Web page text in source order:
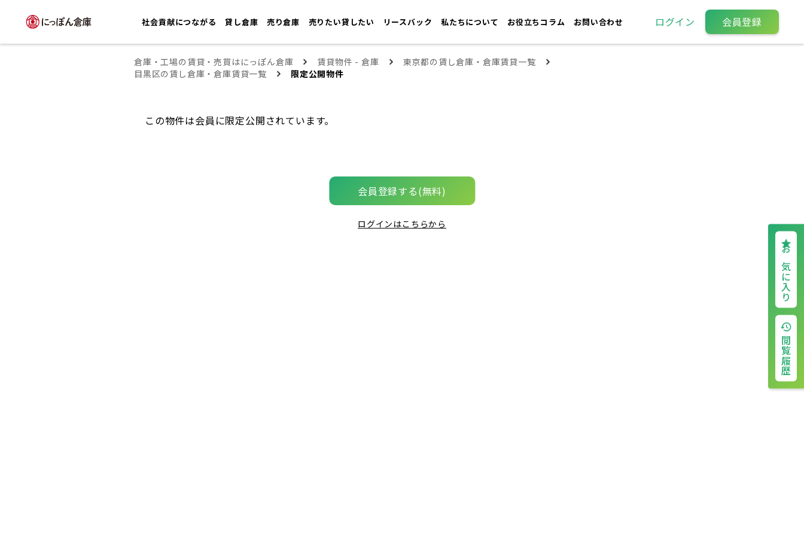
社会貢献につながる 貸し倉庫 売り倉庫 売りたい貸したい リースバック 私たちについて お役立ちコラム お問い合わせ ログイン 会員登録
倉庫・工場の賃貸・売買はにっぽん倉庫 賃貸物件 - 倉庫
東京都の賃し倉庫・倉庫賃貸一覧
目黒区の賃し倉庫・倉庫賃貸一覧
限定公開物件
お気に入り
閲覧履歴
この物件は会員に限定公開されています。
会員登録する(無料)
ログインはこちらから